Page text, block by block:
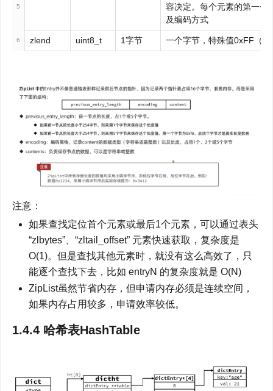
5
6
容决定。每个元素的第一个
及编码方式
zlend uint8_t 1字节 一个字节，特殊值0xFF（
注意：
如果查找定位首个元素或最后1个元素，可以通过表头
“zlbytes”、“zltail_offset” 元素快速获取，复杂度是
O(1)。但是查找其他元素时，就没有这么高效了，只
能逐个查找下去，比如 entryN 的复杂度就是 O(N)
ZipList虽然节省内存，但申请内存必须是连续空间，
如果内存占用较多，申请效率较低。
1.4.4 哈希表HashTable